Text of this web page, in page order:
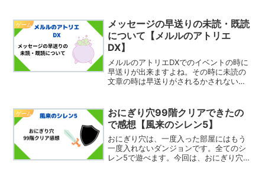
ります。（2週目に引き継げるものは、
「2周目に引き継げる...
ゲーム
メッセージの早送りの未読・既読
について【メルルのアトリエ
DX】
メルルのアトリエDXでのイベントの時に
早送りが出来ますよね。その時に未読の
文章の時は早送りがされるかされないか
います。早送りは未読・既読の区別はし
ているのか残念なことで...
ゲーム
おにぎり穴99階クリアできたの
で感想【風来のシレン5】
おにぎり穴は、一度入った部屋にはもう
一度入れないダンジョンです。全てのシ
レン5で遊べます。今回は、おにぎり穴の